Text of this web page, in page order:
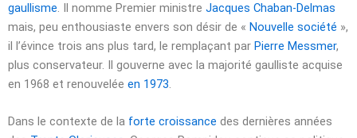
gaullisme. Il nomme Premier ministre Jacques Chaban-Delmas
mais, peu enthousiaste envers son désir de « Nouvelle société »,
il l’évince trois ans plus tard, le remplaçant par Pierre Messmer,
plus conservateur. Il gouverne avec la majorité gaulliste acquise
en 1968 et renouvelée en 1973.
Dans le contexte de la forte croissance des dernières années